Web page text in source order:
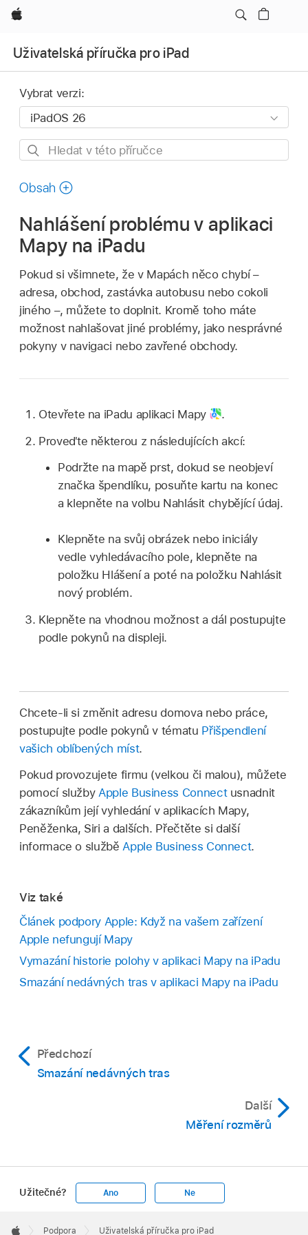
Apple
Uživatelská příručka pro iPad
Vybrat verzi:
Hledat
příručce
Obsah
Nahlášení problému v aplikaci
Mapy na iPadu
Pokud si všimnete, že v Mapách něco chybí –
adresa, obchod, zastávka autobusu nebo cokoli
jiného –, můžete to doplnit. Kromě toho máte
možnost nahlašovat jiné problémy, jako nesprávné
pokyny v navigaci nebo zavřené obchody.
Otevřete na iPadu aplikaci Mapy
.
Proveďte některou z následujících akcí:
Podržte na mapě prst, dokud se neobjeví
značka špendlíku, posuňte kartu na konec
a klepněte na volbu Nahlásit chybějící údaj.
Klepněte na svůj obrázek nebo iniciály
vedle vyhledávacího pole, klepněte na
položku Hlášení a poté na položku Nahlásit
nový problém.
Klepněte na vhodnou možnost a dál postupujte
podle pokynů na displeji.
Chcete‑li si změnit adresu domova nebo práce,
postupujte podle pokynů v tématu Přišpendlení
vašich oblíbených míst.
Pokud provozujete firmu (velkou či malou), můžete
pomocí služby Apple Business Connectusnadnit
zákazníkům její vyhledání v aplikacích Mapy,
Peněženka, Siri a dalších. Přečtěte si další
informace o službě Apple Business Connect.
Viz také
Článek podpory Apple: Když na vašem zařízení
Apple nefungují Mapy
Vymazání historie polohy v aplikaci Mapy na iPadu
Smazání nedávných tras v aplikaci Mapy na iPadu
Předchozí
Smazání nedávných tras
Další
Měření rozměrů
Užitečné? Ano Ne
Footer
 Podpora Uživatelská příručka pro iPad